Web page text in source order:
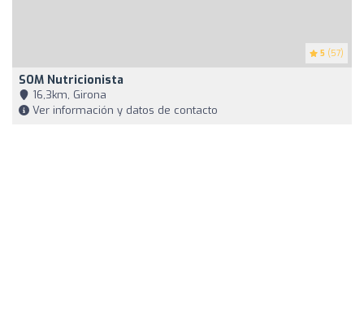
5 (57)
SOM Nutricionista
16,3km, Girona
Ver información y datos de contacto